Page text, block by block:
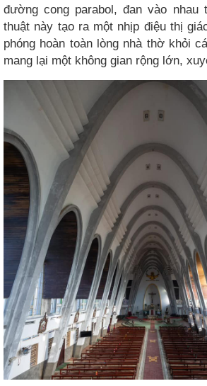
đường cong parabol, đan vào nhau
thuật này tạo ra một nhịp điệu thị
phóng hoàn toàn lòng nhà thờ khỏi
mang lại một không gian rộng lớn,